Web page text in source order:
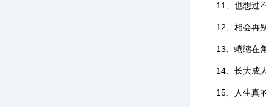
11、也想过
12、相会再
13、蜷缩在
14、长大成
15、人生真